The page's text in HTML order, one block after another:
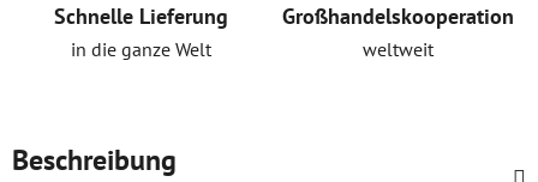
Schnelle Lieferung
in die ganze Welt
Großhandelskooperation
weltweit
Beschreibung